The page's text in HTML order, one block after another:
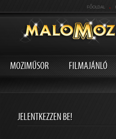
FŐOLDAL .
MOZIMŰSOR FILMAJÁNLÓ
JELENTKEZZEN BE!